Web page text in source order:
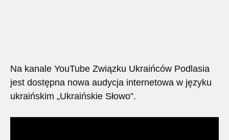
Na kanale YouTube Związku Ukraińców Podlasia
jest dostępna nowa audycja internetowa w języku
ukraińskim „Ukraińskie Słowo”.